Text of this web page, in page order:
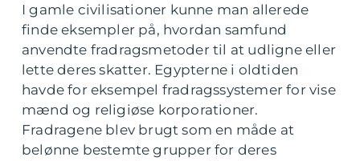
I gamle civilisationer kunne man allerede
finde eksempler på, hvordan samfund
anvendte fradragsmetoder til at udligne eller
lette deres skatter. Egypterne i oldtiden
havde for eksempel fradragssystemer for vise
mænd og religiøse korporationer.
Fradragene blev brugt som en måde at
belønne bestemte grupper for deres